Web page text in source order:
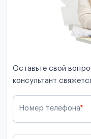
Оставьте свой
консультант
Номер телефона*